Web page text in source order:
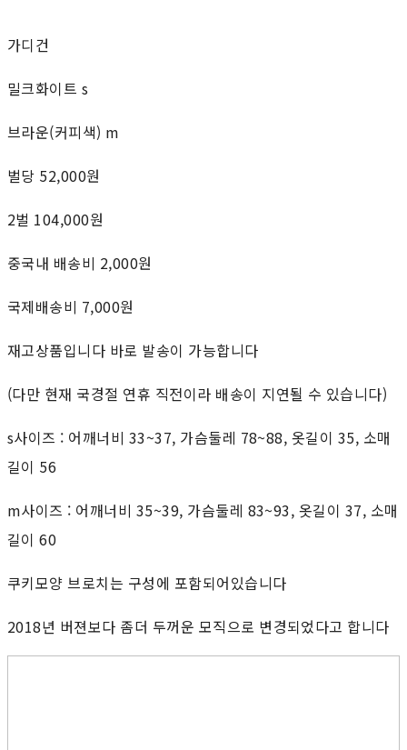
가디건
밀크화이트 s
브라운(커피색) m
벌당 52,000원
2벌 104,000원
중국내 배송비 2,000원
국제배송비 7,000원
재고상품입니다 바로 발송이 가능합니다
(다만 현재 국경절 연휴 직전이라 배송이 지연될 수 있습니다)
s사이즈 : 어깨너비 33~37, 가슴둘레 78~88, 옷길이 35, 소매
길이 56
m사이즈 : 어깨너비 35~39, 가슴둘레 83~93, 옷길이 37, 소매
길이 60
쿠키모양 브로치는 구성에 포함되어있습니다
2018년 버젼보다 좀더 두꺼운 모직으로 변경되었다고 합니다